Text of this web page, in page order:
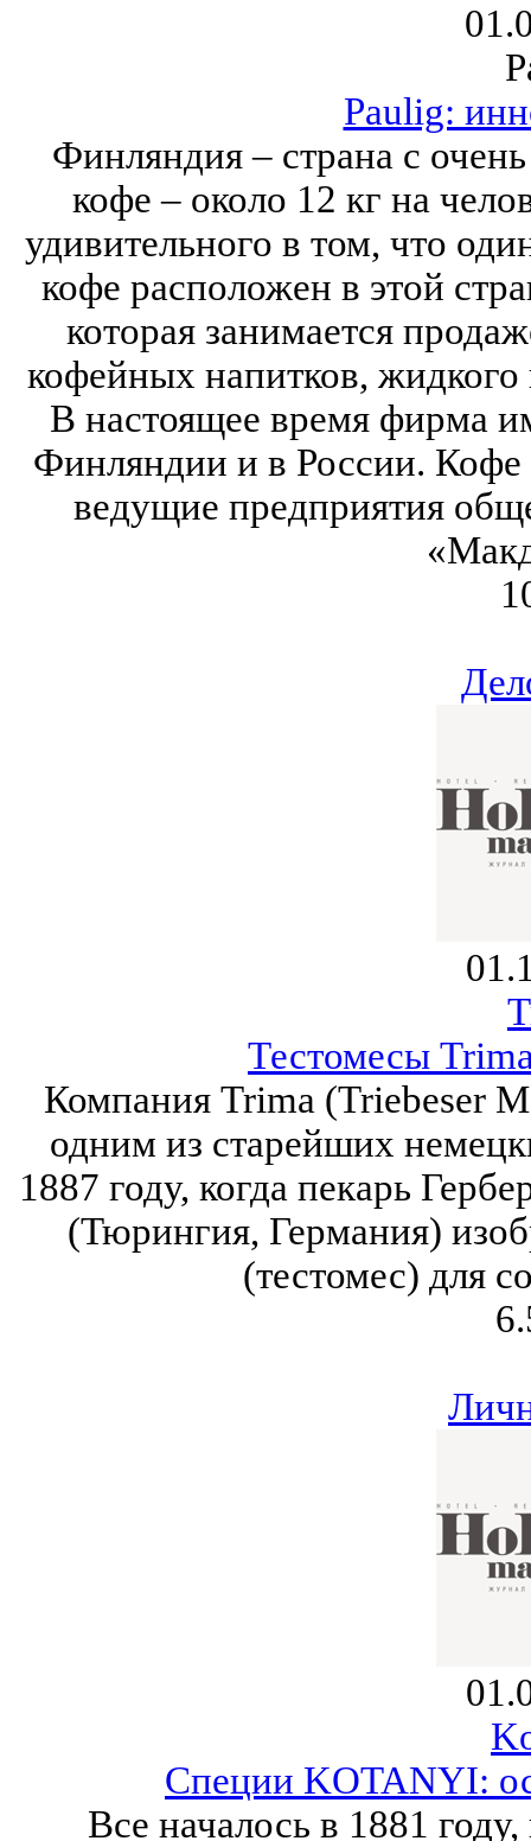
Paulig:
Финляндия – страна с
кофе – около 12 кг на
удивительного в том, что
кофе расположен в этой
которая занимается
кофейных напитков,
В настоящее время фирма
Финляндии и в России. Кофе
ведущие предприятия
Тестомесы
Компания Trima (Triebeser
одним из старейших
1887 году, когда пекарь
(Тюрингия, Германия)
(тестомес) для
Специи KOTANYI:
Все началось в 1881